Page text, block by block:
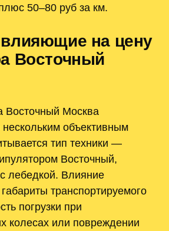
50–80 руб за км.
на цену
Восточный
Восточный Москва
объективным
тип техники —
Восточный,
лебедкой. Влияние
транспортируемого
погрузки при
колесах или повреждении